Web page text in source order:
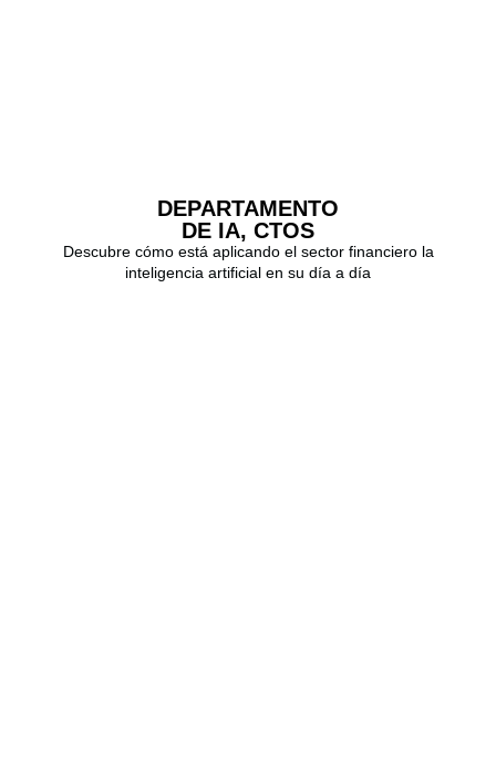
DEPARTAMENTO
DE IA, CTOS
Descubre cómo está aplicando el sector financiero la
inteligencia artificial en su día a día